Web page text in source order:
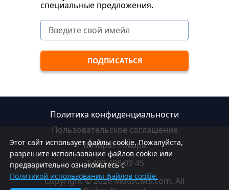
Этот сайт использует файлы cookie. Пожалуйста,
разрешите использование файлов cookie или
предварительно ознакомьтесь с
Политикой использования файлов cookie.
специальные предложения.
Политика конфиденциальности
Пользовательское соглашение
Возврат товара
7 499 408 09 45
Copyright © 2026 MotoCMS.com. All